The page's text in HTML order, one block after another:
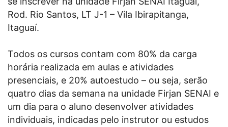
Rod. Rio Santos, LT J-1 – Vila Ibirapitanga,
Itaguaí.
Todos os cursos contam com 80% da carga
horária realizada em aulas e atividades
presenciais, e 20% autoestudo – ou seja, serão
quatro dias da semana na unidade Firjan SENAI e
um dia para o aluno desenvolver atividades
individuais, indicadas pelo instrutor ou estudos